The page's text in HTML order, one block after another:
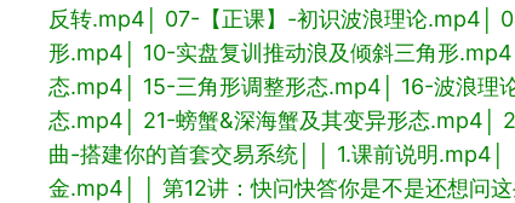
反转.mp4 │ 07-【正课】-初识波浪理论.mp4 │
形.mp4 │ 10-实盘复训推动浪及倾斜三角形.mp4
态.mp4 │ 15-三角形调整形态.mp4 │ 16-波浪理
态.mp4 │ 21-螃蟹&深海蟹及其变异形态.mp4 │
曲-搭建你的首套交易系统 │ │ 1.课前说明.mp4
金.mp4 │ │ 第12讲：快问快答你是不是还想问